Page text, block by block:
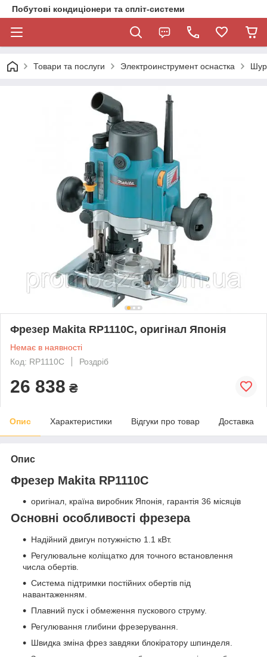
Побутові кондиціонери та спліт-системи
Товари та послуги Электроинструмент оснастка
Фрезер Makita RP1110C, оригінал Японія
Немає в наявності
Код: RP1110C
Роздріб
26 838 ₴
Опис Характеристики Відгуки про товар Доставка
Опис
Фрезер Makita RP1110C
оригінал, країна виробник Японія, гарантія 36 місяців
Основні особливості фрезера
Надійний двигун потужністю 1.1 кВт.
Регулювальне коліщатко для точного встановлення
числа обертів.
Система підтримки постійних обертів під
навантаженням.
Плавний пуск і обмеження пускового струму.
Регулювання глибини фрезерування.
Швидка зміна фрез завдяки блокіратору шпинделя.